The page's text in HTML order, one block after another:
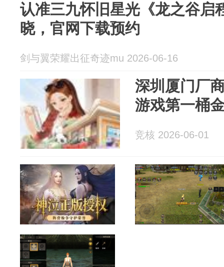
认准三九怀旧星光《龙之谷启
晓，官网下载预约
剑与翼荣耀出征奇迹mu 2026-06-16
深圳厦门厂
游戏第一桶
竞核 2026-06-01